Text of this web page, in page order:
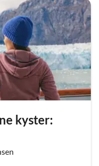
kyster: